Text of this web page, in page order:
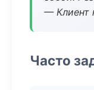
— Клиент
Часто